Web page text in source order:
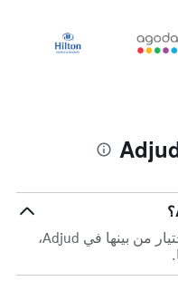
في المجمل، هناك 5 فندقا يمكنك الاختيار من بينها في Adjud،